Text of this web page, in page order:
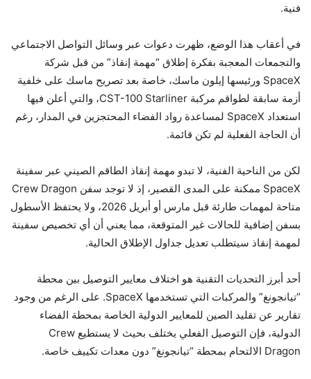
فنية.
في أعقاب هذا الوضع، ظهرت دعوات عبر وسائل التواصل الاجتماعي
والتجمعات المعجبة بفكرة إطلاق “مهمة إنقاذ” من قبل شركة
SpaceX ورئيسها إيلون ماسك، خاصة بعد تصريح ماسك على خلفية
أزمة سابقة لطواقم مركبة CST-100 Starliner، والتي أعلن فيها
استعداد SpaceX لمساعدة رواد الفضاء المحتجزين في المدار، رغم
أن الحاجة الفعلية لم تكن قائمة.
لكن من الناحية الفنية، لا تبدو مهمة إنقاذ الطاقم الصيني عبر سفينة
SpaceX ممكنة على المدى القصير، إذ لا توجد سفن Crew Dragon
متاحة لمهمات طارئة قبل مارس أو أبريل 2026، ولا يحتفظ الأسطول
بسفن إضافية للحالات غير المتوقعة، مما يعني أن أي تخصيص سفينة
لمهمة إنقاذ سيتطلب تعديل جداول الإطلاق الحالية.
أحد أبرز التحديات التقنية هو اختلاف معايير التوصيل بين محطة
“تيانجونغ” والمركبات التي تستخدمها SpaceX. على الرغم من وجود
تقارير عن تقليد الصين للمعايير الدولية الخاصة بمحطة الفضاء
الدولية، فإن التوصيل الفعلي يختلف بحيث لا يستطيع Crew
Dragon الالتحام بمحطة “تيانجونغ” دون معدات تكييف خاصة.